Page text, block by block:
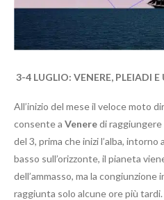
3-4 LUGLIO: VENERE, PLEIADI
All’inizio del mese il veloce moto
consente a Veneredi raggiungere
del 3, prima che inizi l’alba,
basso sull’orizzonte, il pianeta
dell’ammasso, ma la
raggiunta solo alcune ore più tardi.